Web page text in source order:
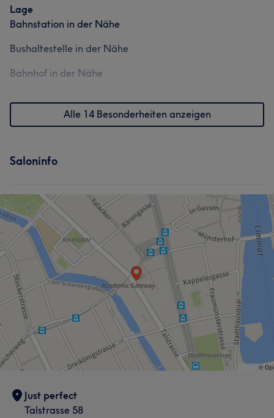
Lage
Bahnstation in der Nähe
Bushaltestelle in der Nähe
Bahnhof in der Nähe
Alle 14 Besonderheiten anzeigen
Saloninfo
Just perfect
Talstrasse 58